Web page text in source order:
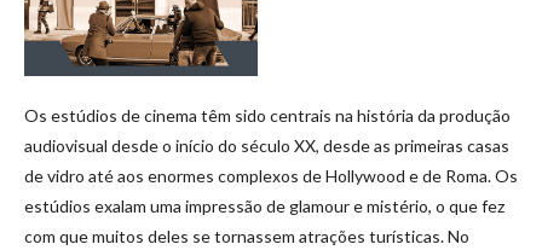
Os estúdios de cinema têm sido centrais na história da produção
audiovisual desde o início do século XX, desde as primeiras casas
de vidro até aos enormes complexos de Hollywood e de Roma. Os
estúdios exalam uma impressão de glamour e mistério, o que fez
com que muitos deles se tornassem atrações turísticas. No